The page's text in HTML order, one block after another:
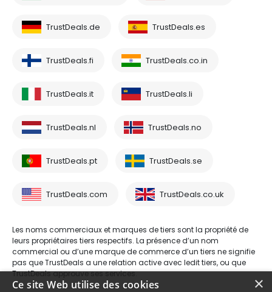
TrustDeals.de TrustDeals.es
TrustDeals.fi TrustDeals.co.in
TrustDeals.it TrustDeals.li
TrustDeals.nl TrustDeals.no
TrustDeals.pt TrustDeals.se
TrustDeals.com TrustDeals.co.uk
Les noms commerciaux et marques de tiers sont la propriété de
leurs propriétaires tiers respectifs. La présence d’un nom
commercial ou d’une marque de commerce d’un tiers ne signifie
pas que TrustDeals a une relation active avec ledit tiers, ou que
TrustDeals approuve ses services.
×
Ce site Web utilise des cookies